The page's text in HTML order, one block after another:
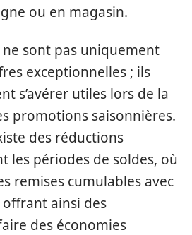
ou en magasin.
sont pas uniquement
exceptionnelles ; ils
s’avérer utiles lors de la
promotions saisonnières.
des réductions
les périodes de soldes, où
remises cumulables avec
ainsi des
des économies